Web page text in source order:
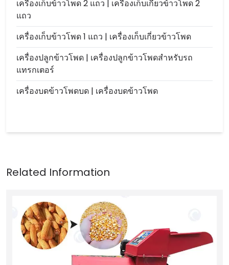
เครื่องเก็บข้าวโพด 2 แถว | เครื่องเก็บเกี่ยวข้าวโพด 2
แถว
เครื่องเก็บข้าวโพด 1 แถว | เครื่องเก็บเกี่ยวข้าวโพด
เครื่องปลูกข้าวโพด | เครื่องปลูกข้าวโพดสำหรับรถ
แทรกเตอร์
เครื่องบดข้าวโพดบด | เครื่องบดข้าวโพด